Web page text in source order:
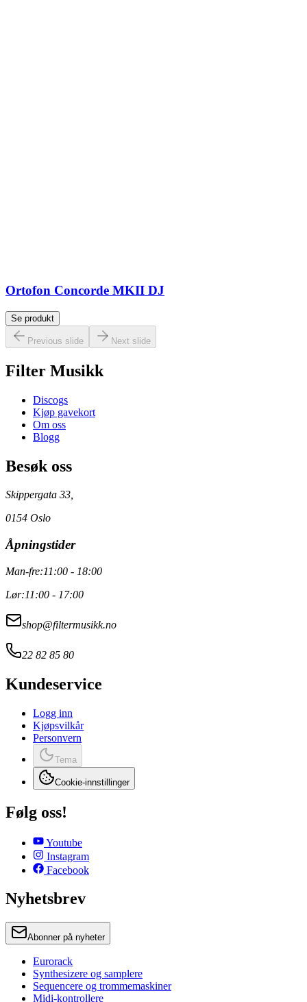
Ortofon Concorde MKII DJ
Se produkt
Previous slide Next slide
Filter Musikk
Discogs
Kjøp gavekort
Om oss
Blogg
Besøk oss
Skippergata 33,
0154 Oslo
Åpningstider
Man-fre:11:00 - 18:00
Lør:11:00 - 17:00
shop@filtermusikk.no
22 82 85 80
Kundeservice
Logg inn
Kjøpsvilkår
Personvern
Tema
Cookie-innstillinger
Følg oss!
Youtube
Instagram
Facebook
Nyhetsbrev
Abonner på nyheter
Eurorack
Synthesizere og samplere
Sequencere og trommemaskiner
Midi-kontrollere